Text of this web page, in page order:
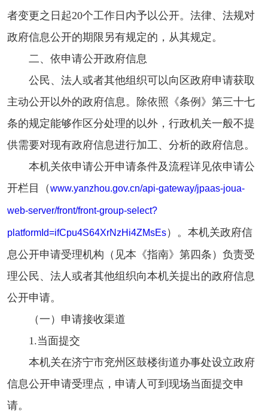
者变更之日起20个工作日内予以公开。法律、法规对
政府信息公开的期限另有规定的，从其规定。
二、依申请公开政府信息
公民、法人或者其他组织可以向区政府申请获取
主动公开以外的政府信息。除依照《条例》第三十七
条的规定能够作区分处理的以外，行政机关一般不提
供需要对现有政府信息进行加工、分析的政府信息。
本机关依申请公开申请条件及流程详见依申请公
开栏目（www.yanzhou.gov.cn/api-gateway/jpaas-joua-
web-server/front/front-group-select?
platformId=ifCpu4S64XrNzHi4ZMsEs）。本机关政府信
息公开申请受理机构（见本《指南》第四条）负责受
理公民、法人或者其他组织向本机关提出的政府信息
公开申请。
（一）申请接收渠道
1.当面提交
本机关在济宁市兖州区鼓楼街道办事处设立政府
信息公开申请受理点，申请人可到现场当面提交申
请。